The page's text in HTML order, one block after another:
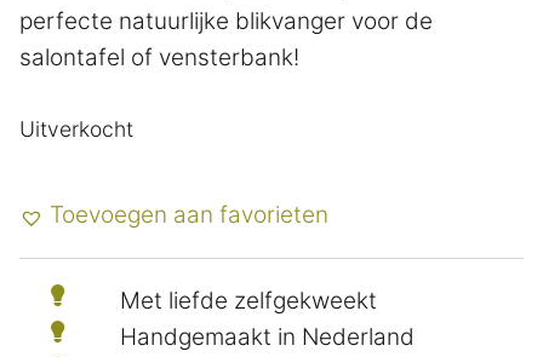
perfecte natuurlijke blikvanger voor de
salontafel of vensterbank!
Uitverkocht
Toevoegen aan favorieten
Met liefde zelfgekweekt
Handgemaakt in Nederland